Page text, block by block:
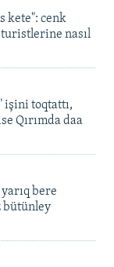
kete": cenk
turistlerine nasıl
işini toqtattı,
Qırımda daa
bere
bütünley